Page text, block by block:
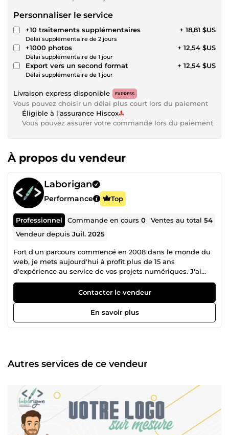
Personnaliser le service
+10 traitements supplémentaires
Délai supplémentaire de 2 jours
+ 18,81 $US
+1000 photos
Délai supplémentaire de 1 jour
+ 12,54 $US
Export vers un second format
Délai supplémentaire de 1 jour
+ 12,54 $US
Livraison express disponible EXPRESS
Vous pouvez choisir un délai plus court lors du paiement
Éligible à l’assurance Hiscox
Vous pouvez assurer votre commande lors du paiement
À propos du vendeur
Laborigan
Performance Top
Professionnel Commande en cours0 Ventes au total54
Vendeur depuisJuil. 2025
Fort d'un parcours commencé en 2008 dans le monde du
web, je mets aujourd'hui à profit plus de 15 ans
d'expérience au service de vos projets numériques. J'ai
évolué aussi bien dans l'ambiance dynamique d'une
startup que dans des structures plus cadrées après un
rachat par un grand groupe national. Ce double regard me
permet d'allier réactivité, rigueur et adaptabilité.
Développement, intégration, design, gestion de bases de
l'expérience utilisateur. J'ai également enrichi mon
expertise au sein de plusieurs ESN, et réussi un concours
public. Aujourd'hui, je propose mes services en freelance
avec un seul objectif : livrer un travail propre, efficace et sur
mesure. Mon plus grand atout ? Être perfectionniste. Mon
plus grand défaut ? L'être un peu trop. Mais c'est cette
exigence qui fait la différence.
Contacter le vendeur
En savoir plus
Autres services de ce vendeur